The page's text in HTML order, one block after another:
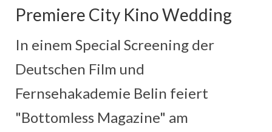
Premiere City Kino Wedding
In einem Special Screening der
Deutschen Film und
Fernsehakademie Belin feiert
"Bottomless Magazine" am